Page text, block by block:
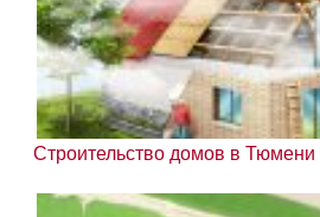
Строительство домов в Тюмени